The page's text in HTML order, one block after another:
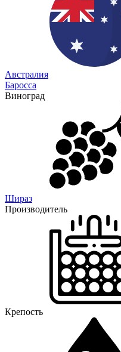
Австралия
Баросса
Виноград
Шираз
Производитель
Крепость